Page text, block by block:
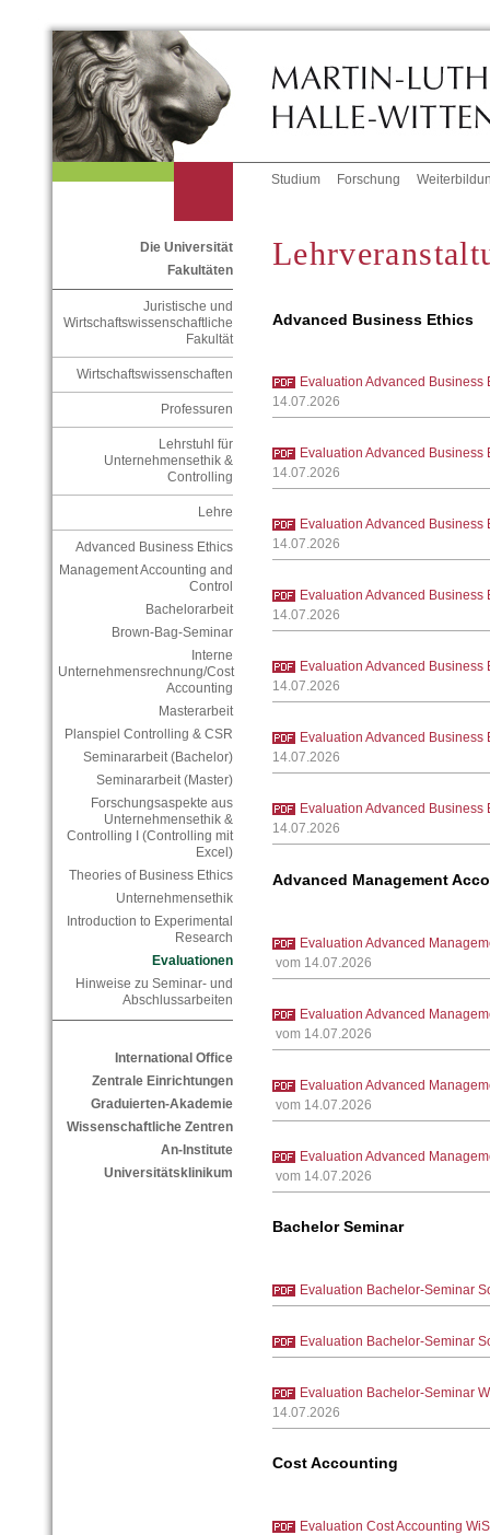
Studium Forschung
Die Universität
Fakultäten
Juristische und
Wirtschaftswissenschaftliche
Fakultät
Wirtschaftswissenschaften
Professuren
Lehrstuhl für
Unternehmensethik &
Controlling
Lehre
Advanced Business Ethics
Management Accounting and
Control
Bachelorarbeit
Brown-Bag-Seminar
Interne
Unternehmensrechnung/Cost
Accounting
Masterarbeit
Planspiel Controlling & CSR
Seminararbeit (Bachelor)
Seminararbeit (Master)
Forschungsaspekte aus
Unternehmensethik &
Controlling I (Controlling mit
Excel)
Theories of Business Ethics
Unternehmensethik
Introduction to Experimental
Research
Evaluationen
Hinweise zu Seminar- und
Abschlussarbeiten
International Office
Zentrale Einrichtungen
Graduierten-Akademie
Wissenschaftliche Zentren
An-Institute
Universitätsklinikum
Advanced Business Ethics
Evaluation Advanced Business
14.07.2026
Evaluation Advanced Business
14.07.2026
Evaluation Advanced Business
14.07.2026
Evaluation Advanced Business
14.07.2026
Evaluation Advanced Business
14.07.2026
Evaluation Advanced Business
14.07.2026
Evaluation Advanced Business
14.07.2026
Advanced Management
Evaluation Advanced
vom 14.07.2026
Evaluation Advanced
vom 14.07.2026
Evaluation Advanced
vom 14.07.2026
Evaluation Advanced
vom 14.07.2026
Bachelor Seminar
Evaluation Bachelor-Seminar
Evaluation Bachelor-Seminar
Evaluation Bachelor-Seminar
14.07.2026
Cost Accounting
Evaluation Cost Accounting